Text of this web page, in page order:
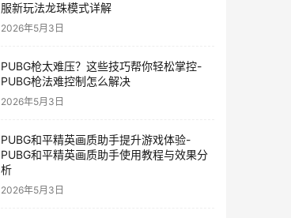
服新玩法龙珠模式详解
2026年5月3日
PUBG枪太难压？这些技巧帮你轻松掌控-
PUBG枪法难控制怎么解决
2026年5月3日
PUBG和平精英画质助手提升游戏体验-
PUBG和平精英画质助手使用教程与效果分
析
2026年5月3日